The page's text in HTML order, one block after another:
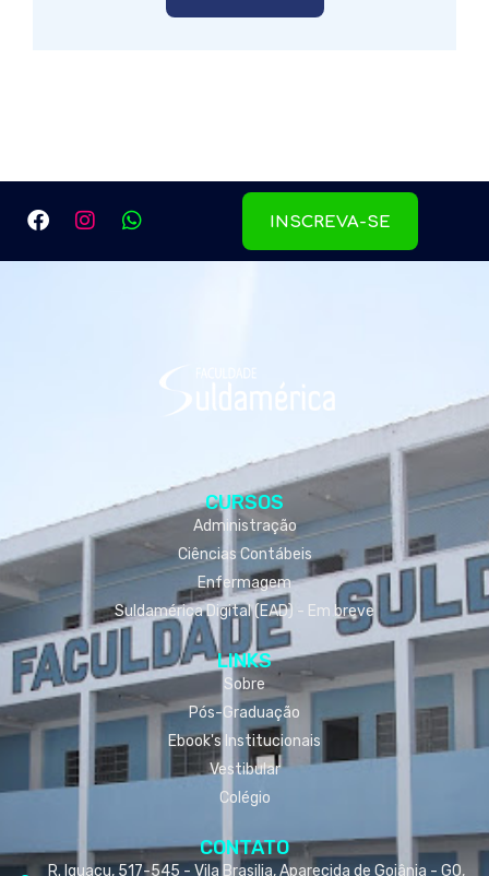
INSCREVA-SE
CURSOS
Administração
Ciências Contábeis
Enfermagem
Suldamérica Digital (EAD) - Em breve
LINKS
Sobre
Pós-Graduação
Ebook's Institucionais
Vestibular
Colégio
CONTATO
R. Iguaçu, 517-545 - Vila Brasilia, Aparecida de Goiânia - GO,